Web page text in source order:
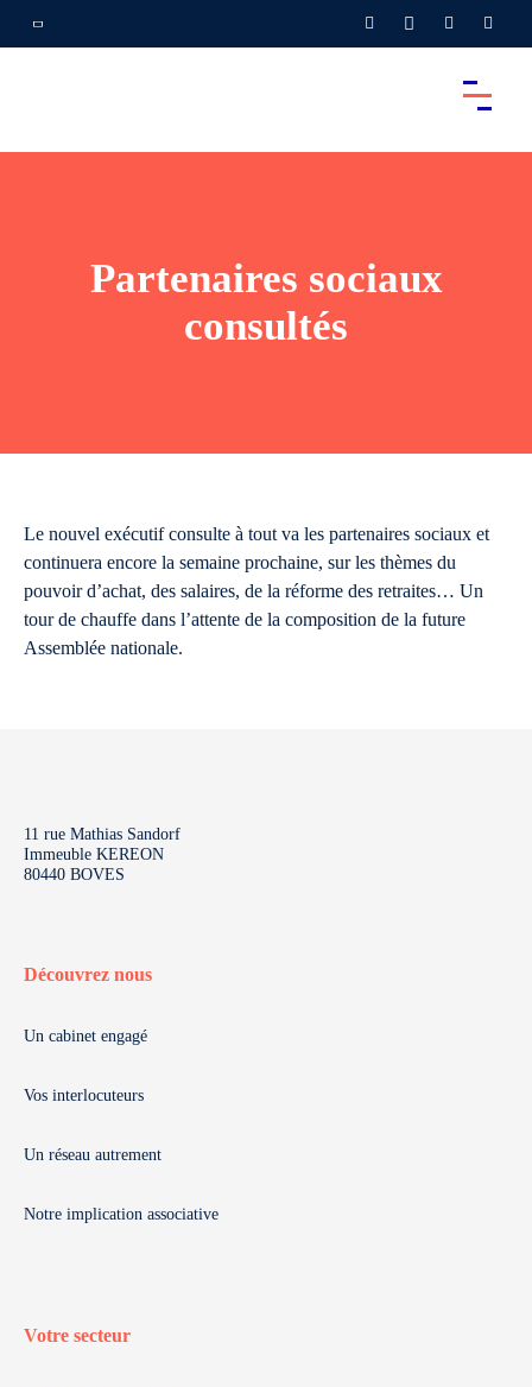
Partenaires sociaux
consultés
Le nouvel exécutif consulte à tout va les partenaires sociaux et
continuera encore la semaine prochaine, sur les thèmes du
pouvoir d’achat, des salaires, de la réforme des retraites… Un
tour de chauffe dans l’attente de la composition de la future
Assemblée nationale.
11 rue Mathias Sandorf
Immeuble KEREON
80440 BOVES
Découvrez nous
Un cabinet engagé
Vos interlocuteurs
Un réseau autrement
Notre implication associative
Votre secteur